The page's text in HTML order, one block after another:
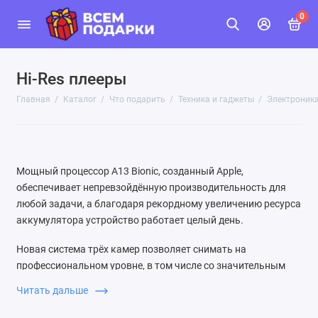
0
Hi-Res плееры
Главная Каталог Что подарить Техника и гаджеты
Мощный процессор A13 Bionic, созданный Apple,
обеспечивает непревзойдённую производительность для
любой задачи, а благодаря рекордному увеличению ресурса
аккумулятора устройство работает целый день.
Новая система трёх камер позволяет снимать на
профессиональном уровне, в том числе со значительным
Камера также обеспечивает видео высочайшего качества и
Читать дальше